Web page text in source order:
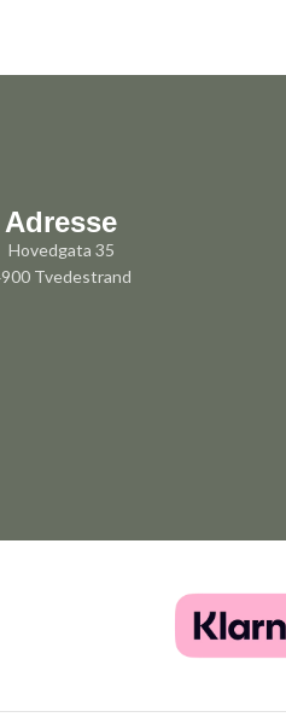
Adresse
Hovedgata 35
Tvedestrand